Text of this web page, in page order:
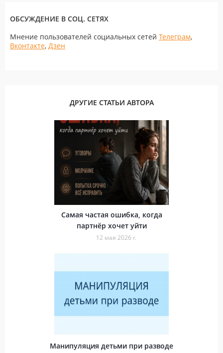
ОБСУЖДЕНИЕ В СОЦ. СЕТЯХ
Мнение пользователей социальных сетей Телеграм,
Вконтакте, Дзен
ДРУГИЕ СТАТЬИ АВТОРА
Самая частая ошибка, когда
партнёр хочет уйти
12 мая 2026 г.
Манипуляция детьми при разводе